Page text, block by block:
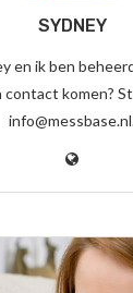
SYDNEY
en ik ben
contact komen?